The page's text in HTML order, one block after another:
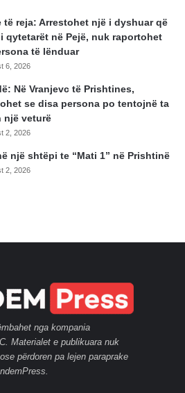
të reja: Arrestohet një i dyshuar që
qytetarët në Pejë, nuk raportohet
të lënduar
6, 2026
Në Vranjevc të Prishtines,
se disa persona po tentojnë ta
një veturë
2, 2026
një shtëpi te “Mati 1” në Prishtinë
2, 2026
nga kompania
Materialet e publikuara nuk
përdoren pa lejen paraprake